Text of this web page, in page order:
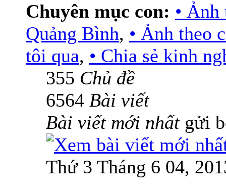
Chuyên mục con: •
Quảng Bình, • Ảnh theo
tôi qua, • Chia sẻ kinh
355 Chủ đề
6564 Bài viết
Bài viết mới nhấtgửi
Thứ 3 Tháng 6 04,